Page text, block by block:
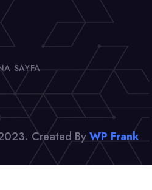
SAYFA
Created ByWP Frank